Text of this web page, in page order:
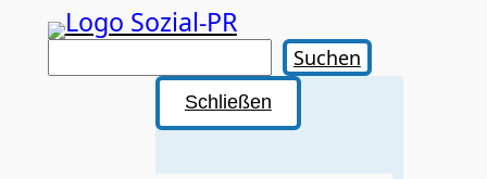
Inhalt
Suchen
Schließen